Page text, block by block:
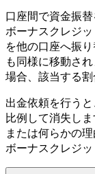
口座間で資金振替
ボーナスクレジッ
を他の口座へ振り
も同様に移動され
場合、 該当する
出金依頼を行うと
比例して消失しま
または何らかの
ボーナスクレジッ